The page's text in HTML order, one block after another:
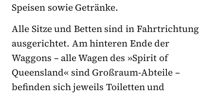
Speisen sowie Getränke.
Alle Sitze und Betten sind in Fahrtrichtung
ausgerichtet. Am hinteren Ende der
Waggons – alle Wagen des »Spirit of
Queensland« sind Großraum-Abteile –
befinden sich jeweils Toiletten und